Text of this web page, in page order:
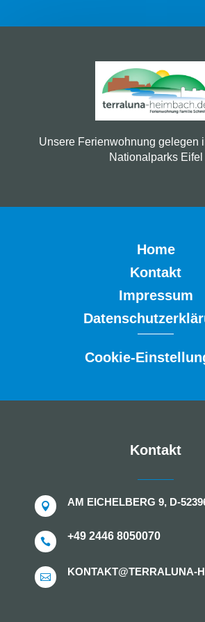
Unsere Ferienwohnung gelegen
Nationalparks Eifel
Home
Kontakt
Impressum
Cookie-
Kontakt
 AM EICHELBERG 9, D-
 +49 2446 8050070
 KONTAKT@TERRALUNA-